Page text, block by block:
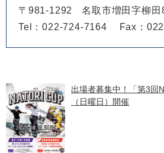
〒981-1292
名取市増田字柳田
Tel：022-724-7164
Fax：
出場者募集中！「第3回
（日曜日）開催